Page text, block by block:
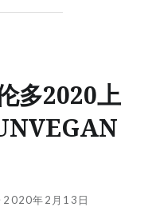
多2020上
2020年2月13日